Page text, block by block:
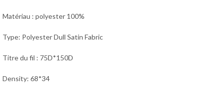
Matériau : polyester 100%
Type: Polyester Dull Satin Fabric
Titre du fil : 75D*150D
Density: 68*34